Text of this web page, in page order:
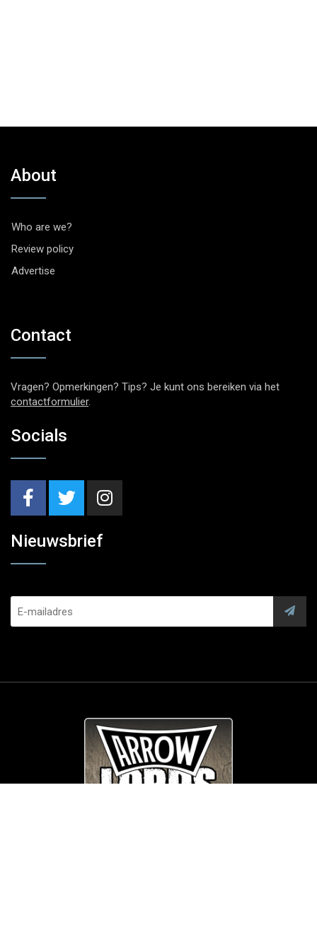
About
Who are we?
Review policy
Advertise
Contact
Vragen? Opmerkingen? Tips? Je kunt ons bereiken via het
contactformulier.
Socials
Nieuwsbrief